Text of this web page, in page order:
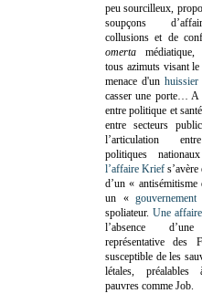
peu sourcilleux,
soupçons
collusions et de
omertamédiatique,
tous azimuts visant
menace d'un
casser une porte… A
entre politique et
entre secteurs
l’articulation
politiques
l’affaire Krief
d’un « antisémitisme
un «
spoliateur.Une affaire
l’absence
représentative des
susceptible de les
létales,
pauvres comme Job.